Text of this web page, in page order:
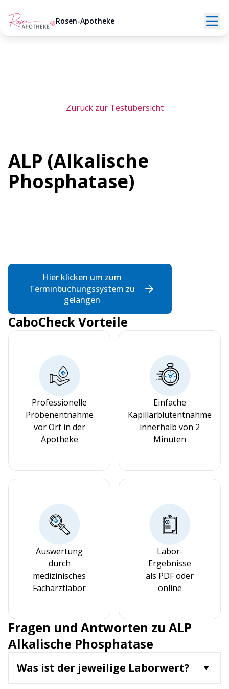
Rosen-Apotheke
Zurück zur Testübersicht
ALP (Alkalische
Phosphatase)
Hier klicken um zum
Terminbuchungssystem zu
gelangen
CaboCheck Vorteile
Professionelle
Probenentnahme
vor Ort in der
Apotheke
Einfache
Kapillarblutentnahme
innerhalb von 2
Minuten
Auswertung
durch
medizinisches
Facharztlabor
Labor-
Ergebnisse
als PDF oder
online
Fragen und Antworten zu ALP
Alkalische Phosphatase
Was ist der jeweilige Laborwert?
ALP ist ein Enzym, das in verschiedenen Geweben